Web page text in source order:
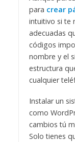
para crear
intuitivo si te
adecuadas
códigos
nombre y el
estructura
cualquier
Instalar un
como
cambios tú
Solo tienes